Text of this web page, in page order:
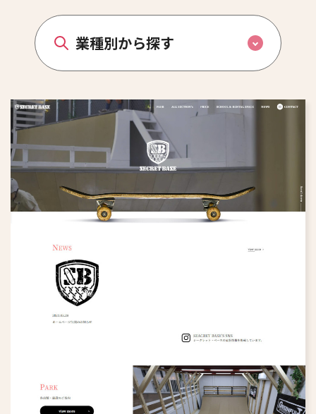
業種別から探す
すべて アパレル
化粧品・健康食品
病院・クリニック ペット
人材派遣・人材紹介 鍼灸院・整体院
福祉・介護
趣味・スクール
不動産・設計事務所 美容院